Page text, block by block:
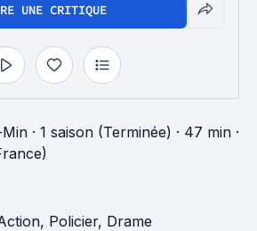
UNE CRITIQUE
· 1 saison (Terminée) · 47 min ·
, Policier, Drame